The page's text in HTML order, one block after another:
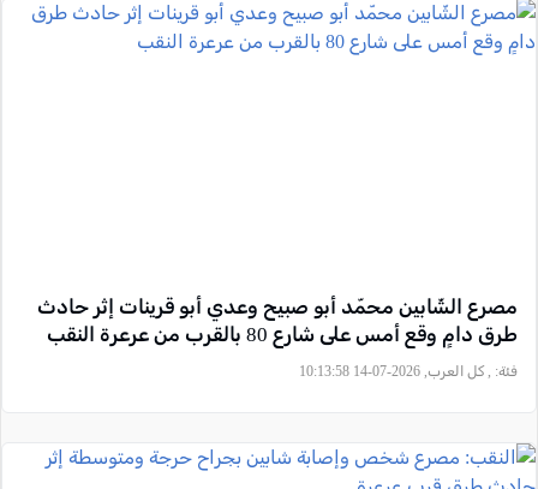
مصرع الشّابين محمّد أبو صبيح وعدي أبو قرينات إثر حادث
طرق دامٍ وقع أمس على شارع 80 بالقرب من عرعرة النقب
فئة: , كل العرب, 2026-07-14 10:13:58